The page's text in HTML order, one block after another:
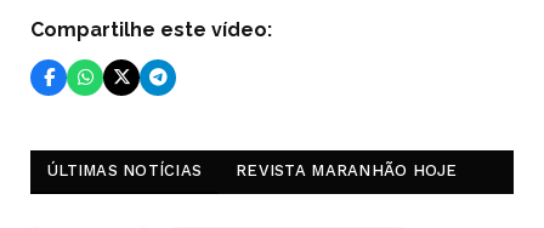
Compartilhe este vídeo:
ÚLTIMAS NOTÍCIAS REVISTA MARANHÃO HOJE